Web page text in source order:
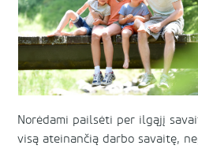
Norėdami pailsėti per ilgąjį
visą ateinančią darbo savaitę,